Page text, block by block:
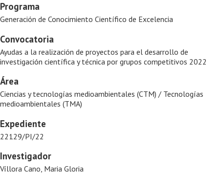
Programa
Generación de Conocimiento Científico de Excelencia
Convocatoria
Ayudas a la realización de proyectos para el desarrollo de
investigación científica y técnica por grupos competitivos 2022
Área
Ciencias y tecnologías medioambientales (CTM) / Tecnologías
medioambientales (TMA)
Expediente
22129/PI/22
Investigador
Víllora Cano, Maria Gloria